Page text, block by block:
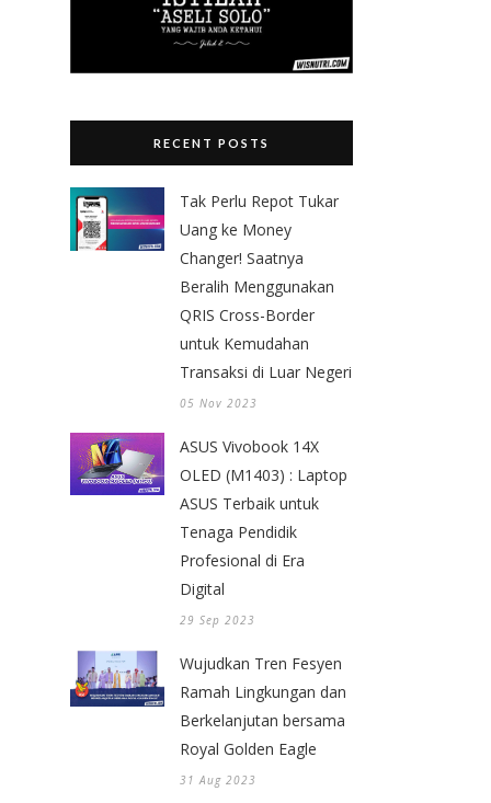
RECENT POSTS
Tak Perlu Repot Tukar
Uang ke Money
Changer! Saatnya
Beralih Menggunakan
QRIS Cross-Border
untuk Kemudahan
Transaksi di Luar Negeri
05 Nov 2023
ASUS Vivobook 14X
OLED (M1403) : Laptop
ASUS Terbaik untuk
Tenaga Pendidik
Profesional di Era
Digital
29 Sep 2023
Wujudkan Tren Fesyen
Ramah Lingkungan dan
Berkelanjutan bersama
Royal Golden Eagle
31 Aug 2023